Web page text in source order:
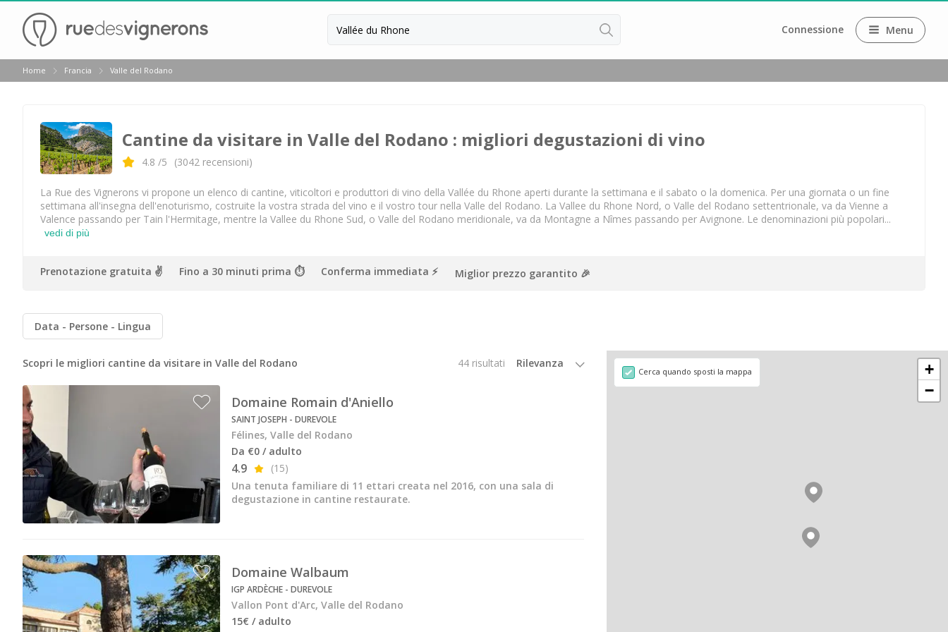
Connessione Menu
Indietro
Cantine da visitare e degustazioni vini Alsazia
Cantine da visitare e degustazioni vini Bordeaux
Cantine da visitare e degustazioni vini Borgogna
Cantine da visitare e degustazioni vini Champagne
Cantine da visitare e degustazioni vini Giura
Cantine da visitare e degustazioni vini Languedoc Roussillon
Cantine da visitare e degustazioni vini Poitou Charentes
Cantine da visitare e degustazioni vini Savoia
Cantine da visitare e degustazioni vini Valle del Rodano
Cantine da visitare e degustazioni vini Beaune
Cantine da visitare e degustazioni vini Chablis
Cantine da visitare e degustazioni vini Cognac
Cantine da visitare e degustazioni vini Colmar
Cantine da visitare e degustazioni vini Nizza
Cantine da visitare e degustazioni champagne Reims
Cantine da visitare e degustazioni vini Saint Emilion
Home Francia Valle del Rodano
Cantine da visitare in Valle del Rodano : migliori degustazioni di vino
4.8 /5 (3042 recensioni)
La Rue des Vignerons vi propone un elenco di cantine, viticoltori e produttori di vino della Vallée du Rhone aperti durante la settimana e il sabato o la domenica. Per una giornata o un fine
settimana all'insegna dell'enoturismo, costruite la vostra strada del vino e il vostro tour nella Valle del Rodano. La Vallee du Rhone Nord, o Valle del Rodano settentrionale, va da Vienne a
Valence passando per Tain l'Hermitage, mentre la Vallee du Rhone Sud, o Valle del Rodano meridionale, va da Montagne a Nîmes passando per Avignone. Le denominazioni più popolari...
vedi di più
Prenotazione gratuita ✌️ Fino a 30 minuti prima ⏱ Conferma immediata ⚡️ Miglior prezzo garantito 🎉
Data Persone Lingua
Scopri le migliori cantine da visitare in Valle del Rodano 44 risultati
Domaine Romain d'Aniello
SAINT JOSEPH - DUREVOLE
Félines, Valle del Rodano
Da €0 / adulto
4.9
(15)
Una tenuta familiare di 11 ettari creata nel 2016, con una sala di
degustazione in cantine restaurate.
Domaine Walbaum
IGP ARDÈCHE - DUREVOLE
Vallon Pont d'Arc, Valle del Rodano
15€ / adulto
+
−
Cerca quando sposti la mappa